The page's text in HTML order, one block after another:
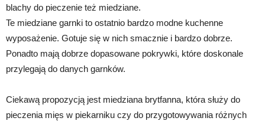
blachy do pieczenie też miedziane.
Te miedziane garnki to ostatnio bardzo modne kuchenne
wyposażenie. Gotuje się w nich smacznie i bardzo dobrze.
Ponadto mają dobrze dopasowane pokrywki, które doskonale
przylegają do danych garnków.
Ciekawą propozycją jest miedziana brytfanna, która służy do
pieczenia mięs w piekarniku czy do przygotowywania różnych